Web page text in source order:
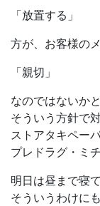
「放置する」
方が、お客様の
「親切」
なのではないかと
そういう方針で
ストアタキペー
プレドラグ・ミ
明日は昼まで寝
そういうわけに